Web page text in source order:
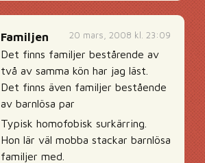
20 mars, 2008 kl. 23:09
Familjen
Det finns familjer bestårende av
två av samma kön har jag läst.
Det finns även familjer bestående
av barnlösa par
Typisk homofobisk surkärring.
Hon lär väl mobba stackar barnlösa
familjer med.